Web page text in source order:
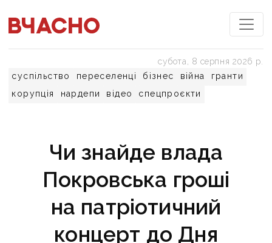
суспільство переселенці бізнес війна
гранти
корупція
нардепи відео спецпроєкти
субота, 8 серпня 2026 р.
Чи знайде влада
Покровська гроші
на патріотичний
концерт до Дня